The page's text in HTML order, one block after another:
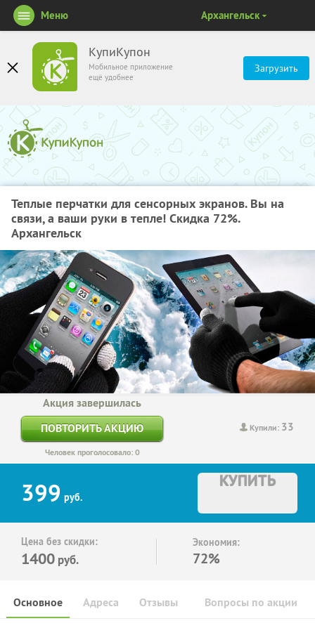
КупиКупон
Мобильное приложение
ещё удобнее
Загрузить
Меню Архангельск
Теплые перчатки для сенсорных экранов. Вы на
связи, а ваши руки в тепле! Скидка 72%.
Архангельск
Купили: 33
Акция завершилась
ПОВТОРИТЬ АКЦИЮ
Человек проголосовало: 0
399 руб.
КУПИТЬ
Цена без скидки:
1400 руб.
Экономия:
72%
Основное Отзывы Вопросы по акции
Адреса